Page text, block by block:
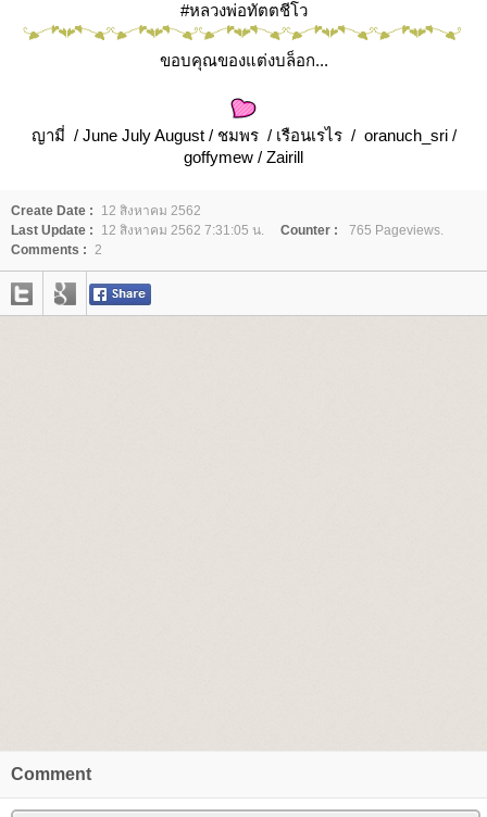
#หลวงพ่อทัตตชีโว
ขอบคุณของแต่งบล็อก...
ญามี่ / June July August / ชมพร / เรือนเรไร / oranuch_sri /
goffymew / Zairill
Create Date :
12 สิงหาคม 2562
Last Update :
12 สิงหาคม 2562 7:31:05 น. Counter :
765 Pageviews.
Comments :
2
Comment